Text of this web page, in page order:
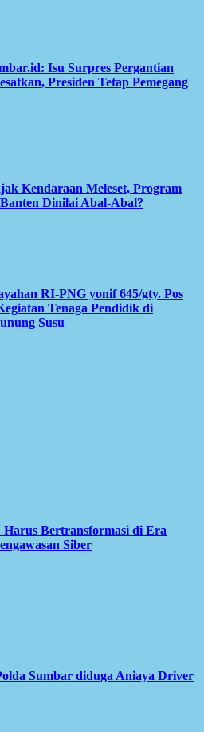
Isu Surpres Pergantian
Presiden Tetap Pemegang
Kendaraan Meleset, Program
Dinilai Abal-Abal?
RI-PNG yonif 645/gty. Pos
Tenaga Pendidik di
Susu
Harus Bertransformasi di Era
Siber
Sumbar diduga Aniaya Driver